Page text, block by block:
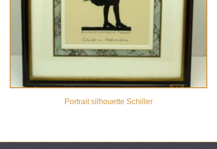
Portrait silhouette Schiller